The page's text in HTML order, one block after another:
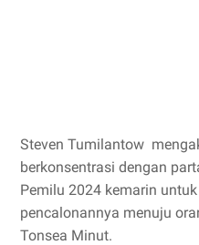
Steven Tumilantow
berkonsentrasi dengan
Pemilu 2024 kemarin
pencalonannya menuju
Tonsea Minut.